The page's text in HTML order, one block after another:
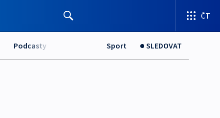
ČT
Podcasty Sport SLEDOVAT